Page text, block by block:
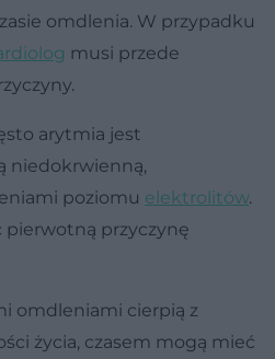
omdlenia. W przypadku
musi przede
arytmia jest
niedokrwienną,
poziomu elektrolitów.
pierwotną przyczynę
omdleniami cierpią z
życia, czasem mogą mieć